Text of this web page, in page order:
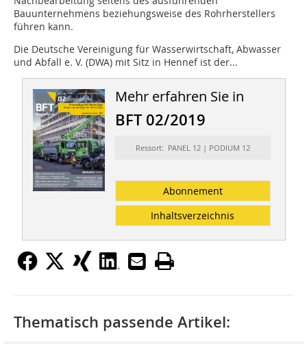
Bauunternehmens beziehungsweise des Rohrherstellers
führen kann.
Die Deutsche Vereinigung für Wasserwirtschaft, Abwasser
und Abfall e. V. (DWA) mit Sitz in Hennef ist der...
Mehr erfahren Sie in
BFT 02/2019
Ressort: PANEL 12 | PODIUM 12
Abonnement
Inhaltsverzeichnis
Thematisch passende Artikel: